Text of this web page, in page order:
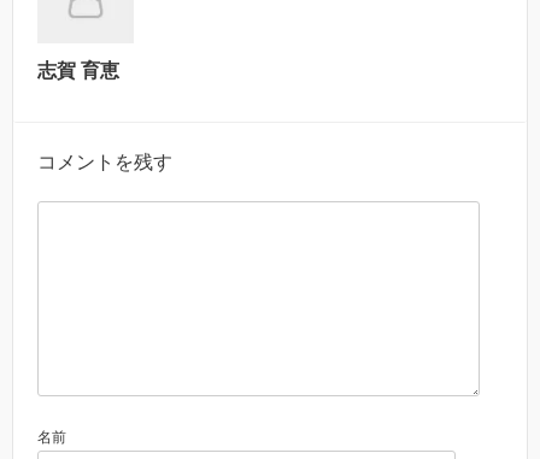
志賀 育恵
コメントを残す
名前